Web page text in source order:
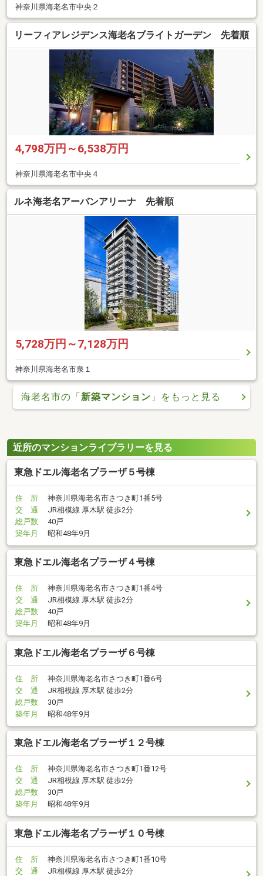
神奈川県海老名市中央２
リーフィアレジデンス海老名ブライトガーデン 先着順
4,798万円～6,538万円
神奈川県海老名市中央４
ルネ海老名アーバンアリーナ 先着順
5,728万円～7,128万円
神奈川県海老名市泉１
海老名市の「新築マンション 」をもっと見る
近所のマンションライブラリーを見る
東急ドエル海老名プラーザ５号棟
住 所
神奈川県海老名市さつき町1番5号
交 通
JR相模線 厚木駅 徒歩2分
総戸数
40戸
築年月
昭和48年9月
東急ドエル海老名プラーザ４号棟
住 所
神奈川県海老名市さつき町1番4号
交 通
JR相模線 厚木駅 徒歩2分
総戸数
40戸
築年月
昭和48年9月
東急ドエル海老名プラーザ６号棟
住 所
神奈川県海老名市さつき町1番6号
交 通
JR相模線 厚木駅 徒歩2分
総戸数
30戸
築年月
昭和48年9月
東急ドエル海老名プラーザ１２号棟
住 所
神奈川県海老名市さつき町1番12号
交 通
JR相模線 厚木駅 徒歩2分
総戸数
30戸
築年月
昭和48年9月
東急ドエル海老名プラーザ１０号棟
住 所
神奈川県海老名市さつき町1番10号
交 通
JR相模線 厚木駅 徒歩2分